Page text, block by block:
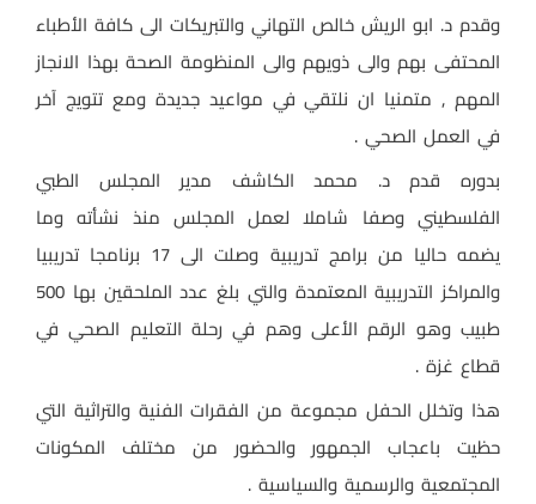
وقدم د. ابو الريش خالص التهاني والتبريكات الى كافة الأطباء
المحتفى بهم والى ذويهم والى المنظومة الصحة بهذا الانجاز
المهم , متمنيا ان نلتقي في مواعيد جديدة ومع تتويج آخر
في العمل الصحي .
بدوره قدم د. محمد الكاشف مدير المجلس الطبي
الفلسطيني وصفا شاملا لعمل المجلس منذ نشأته وما
يضمه حاليا من برامج تدريبية وصلت الى 17 برنامجا تدريبيا
والمراكز التدريبية المعتمدة والتي بلغ عدد الملحقين بها 500
طبيب وهو الرقم الأعلى وهم في رحلة التعليم الصحي في
قطاع غزة .
هذا وتخلل الحفل مجموعة من الفقرات الفنية والتراثية التي
حظيت باعجاب الجمهور والحضور من مختلف المكونات
المجتمعية والرسمية والسياسية .